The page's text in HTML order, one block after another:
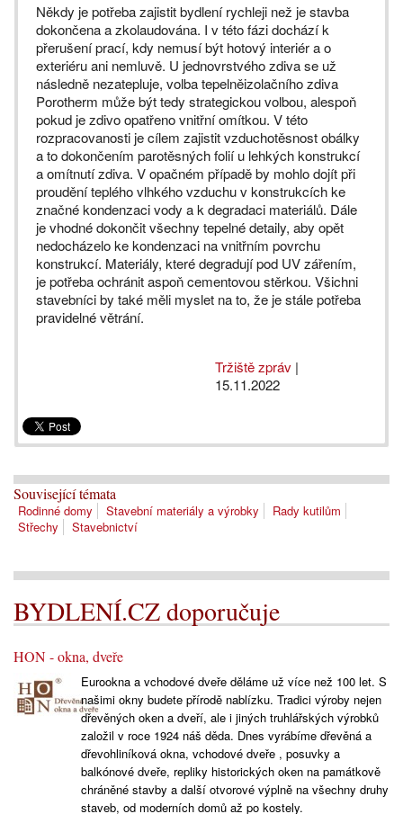
Někdy je potřeba zajistit bydlení rychleji než je stavba
dokončena a zkolaudována. I v této fázi dochází k
přerušení prací, kdy nemusí být hotový interiér a o
exteriéru ani nemluvě. U jednovrstvého zdiva se už
následně nezatepluje, volba tepelněizolačního zdiva
Porotherm může být tedy strategickou volbou, alespoň
pokud je zdivo opatřeno vnitřní omítkou. V této
rozpracovanosti je cílem zajistit vzduchotěsnost obálky
a to dokončením parotěsných folií u lehkých konstrukcí
a omítnutí zdiva. V opačném případě by mohlo dojít při
proudění teplého vlhkého vzduchu v konstrukcích ke
značné kondenzaci vody a k degradaci materiálů. Dále
je vhodné dokončit všechny tepelné detaily, aby opět
nedocházelo ke kondenzaci na vnitřním povrchu
konstrukcí. Materiály, které degradují pod UV zářením,
je potřeba ochránit aspoň cementovou stěrkou. Všichni
stavebníci by také měli myslet na to, že je stále potřeba
pravidelné větrání.
Tržiště zpráv |
15.11.2022
Související témata
Rodinné domy Stavební materiály a výrobky
Rady kutilům
Střechy
Stavebnictví
BYDLENÍ.CZ doporučuje
HON - okna, dveře
Eurookna a vchodové dveře děláme už více než 100 let. S
našimi okny budete přírodě nablízku. Tradici výroby nejen
dřevěných oken a dveří, ale i jiných truhlářských výrobků
založil v roce 1924 náš děda. Dnes vyrábíme dřevěná a
dřevohliníková okna, vchodové dveře , posuvky a
balkónové dveře, repliky historických oken na památkově
chráněné stavby a další otvorové výplně na všechny druhy
staveb, od moderních domů až po kostely.